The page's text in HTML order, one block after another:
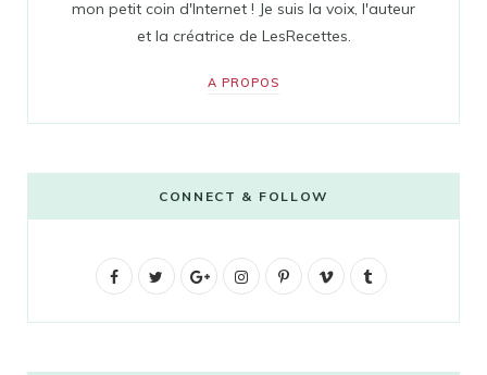
mon petit coin d'Internet ! Je suis la voix, l'auteur
et la créatrice de LesRecettes.
A PROPOS
CONNECT & FOLLOW
F
G
I
P
V